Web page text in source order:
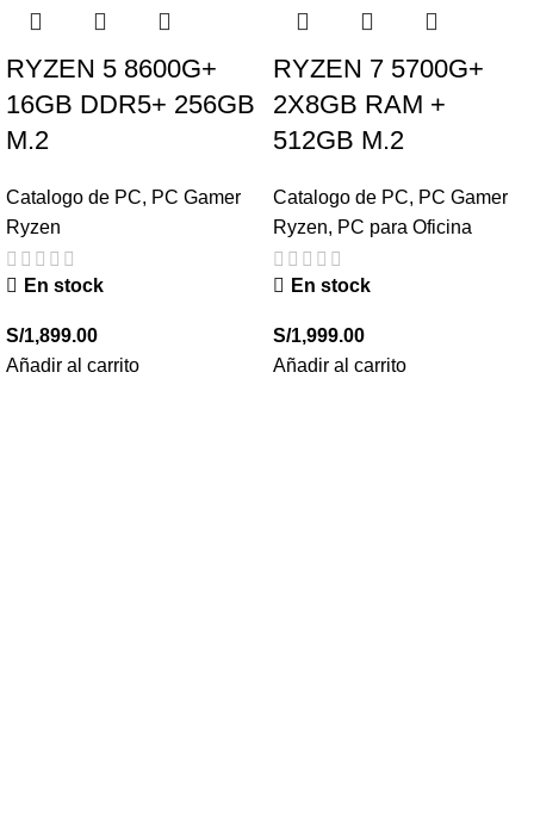
RYZEN 5 8600G+
16GB DDR5+ 256GB
M.2
Catalogo de PC, PC Gamer
Ryzen
En stock
S/1,899.00
Añadir al carrito
RYZEN 7 5700G+
2X8GB RAM +
512GB M.2
Catalogo de PC, PC Gamer
Ryzen, PC para Oficina
En stock
S/1,999.00
Añadir al carrito